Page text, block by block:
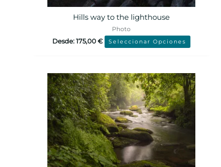
Hills way to the lighthouse
Photo
Desde:175,00€ Seleccionar Opciones